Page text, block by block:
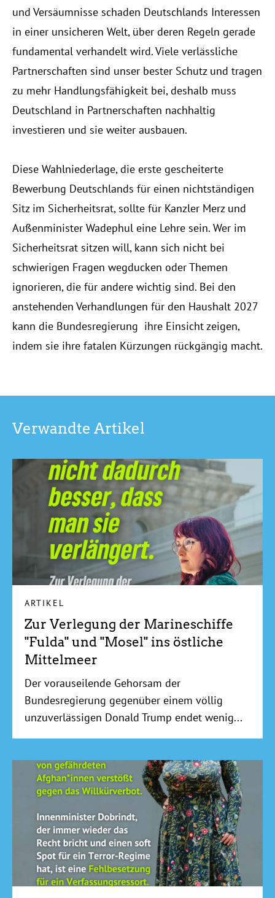
und Versäumnisse schaden Deutschlands Interessen
in einer unsicheren Welt, über deren Regeln gerade
fundamental verhandelt wird. Viele verlässliche
Partnerschaften sind unser bester Schutz und tragen
zu mehr Handlungsfähigkeit bei, deshalb muss
Deutschland in Partnerschaften nachhaltig
investieren und sie weiter ausbauen.
Diese Wahlniederlage, die erste gescheiterte
Bewerbung Deutschlands für einen nichtständigen
Sitz im Sicherheitsrat, sollte für Kanzler Merz und
Außenminister Wadephul eine Lehre sein. Wer im
Sicherheitsrat sitzen will, kann sich nicht bei
schwierigen Fragen wegducken oder Themen
ignorieren, die für andere wichtig sind. Bei den
anstehenden Verhandlungen für den Haushalt 2027
kann die Bundesregierung ihre Einsicht zeigen,
indem sie ihre fatalen Kürzungen rückgängig macht.
Verwandte Artikel
ARTIKEL
Zur Verlegung der Marineschiffe
"Fulda" und "Mosel" ins östliche
Mittelmeer
Der vorauseilende Gehorsam der
Bundesregierung gegenüber einem völlig
unzuverlässigen Donald Trump endet wenig...